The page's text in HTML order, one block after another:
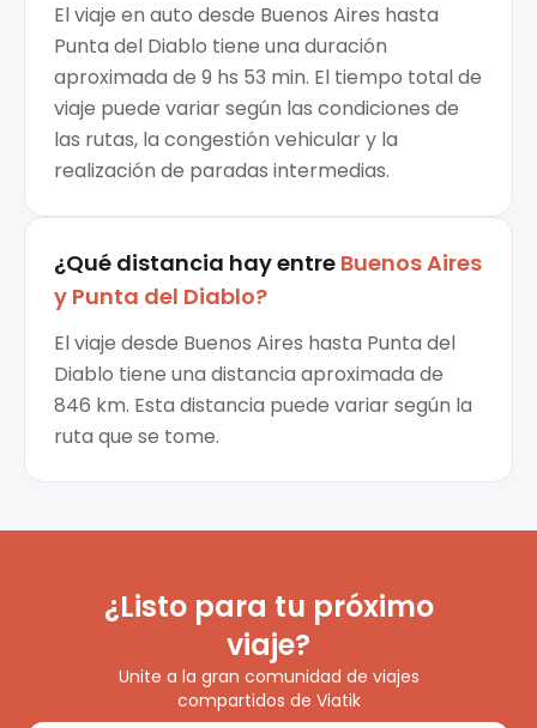
El viaje en auto desde Buenos Aires hasta
Punta del Diablo tiene una duración
aproximada de 9 hs 53 min. El tiempo total de
viaje puede variar según las condiciones de
las rutas, la congestión vehicular y la
realización de paradas intermedias.
¿Qué distancia hay entre Buenos Aires
y Punta del Diablo?
El viaje desde Buenos Aires hasta Punta del
Diablo tiene una distancia aproximada de
846 km. Esta distancia puede variar según la
ruta que se tome.
¿Listo para tu próximo
viaje?
Unite a la gran comunidad de viajes
compartidos de Viatik